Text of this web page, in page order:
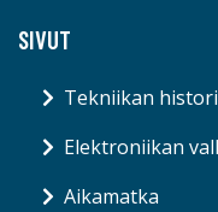
SIVUT
Tekniikan
Elektroniikan
Aikamatka